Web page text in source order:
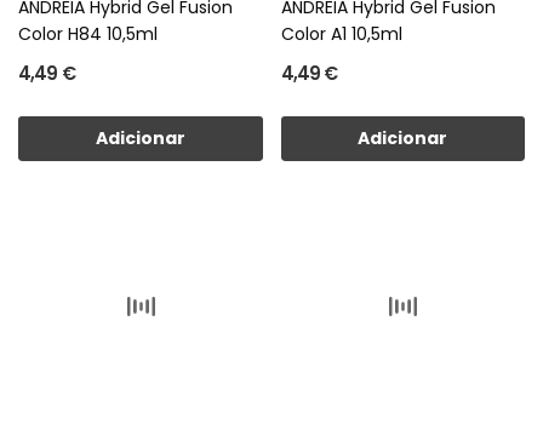
ANDREIA Hybrid Gel Fusion
Color H84 10,5ml
4,49 €
Adicionar
ANDREIA Hybrid Gel Fusion
Color A1 10,5ml
4,49 €
Adicionar